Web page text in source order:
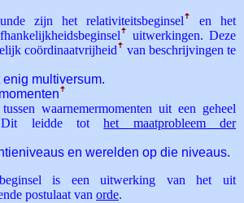
zijn het relativiteits­beginsel ꜛ
en het
ꜛ uitwerkingen. Deze
coördinaat­vrijheid ꜛ van beschrijvingen te
multiversum.
ꜛ
waarnemermomenten uit een geheel
Dit leidde tothet maatprobleem der
en werelden op die niveaus.
is een uitwerking van het uit
postulaat van orde.